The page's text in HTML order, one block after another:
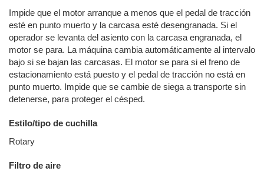
Impide que el motor arranque a menos que el pedal de tracción
esté en punto muerto y la carcasa esté desengranada. Si el
operador se levanta del asiento con la carcasa engranada, el
motor se para. La máquina cambia automáticamente al intervalo
bajo si se bajan las carcasas. El motor se para si el freno de
estacionamiento está puesto y el pedal de tracción no está en
punto muerto. Impide que se cambie de siega a transporte sin
detenerse, para proteger el césped.
Estilo/tipo de cuchilla
Rotary
Filtro de aire